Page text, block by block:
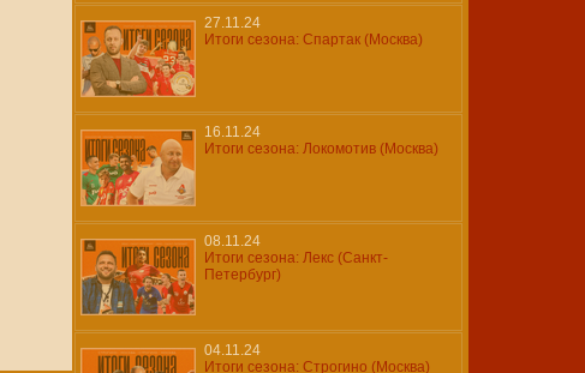
27.11.24
Итоги сезона: Спартак (Москва)
16.11.24
Итоги сезона: Локомотив (Москва)
08.11.24
Итоги сезона: Лекс (Санкт-
Петербург)
04.11.24
Итоги сезона: Строгино (Москва)